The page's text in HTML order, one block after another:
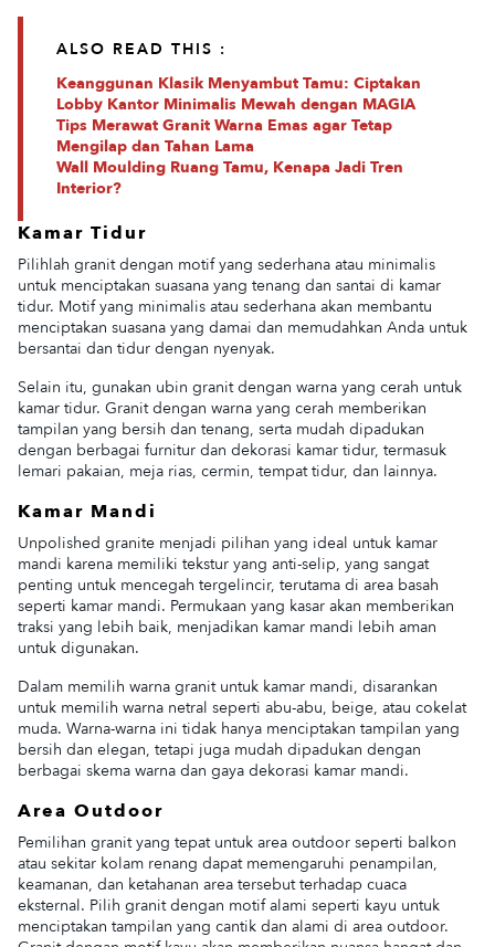
ALSO READ THIS :
Keanggunan Klasik Menyambut Tamu: Ciptakan
Lobby Kantor Minimalis Mewah dengan MAGIA
Tips Merawat Granit Warna Emas agar Tetap
Mengilap dan Tahan Lama
Wall Moulding Ruang Tamu, Kenapa Jadi Tren
Interior?
Kamar Tidur
Pilihlah granit dengan motif yang sederhana atau minimalis
untuk menciptakan suasana yang tenang dan santai di kamar
tidur. Motif yang minimalis atau sederhana akan membantu
menciptakan suasana yang damai dan memudahkan Anda untuk
bersantai dan tidur dengan nyenyak.
Selain itu, gunakan ubin granit dengan warna yang cerah untuk
kamar tidur. Granit dengan warna yang cerah memberikan
tampilan yang bersih dan tenang, serta mudah dipadukan
dengan berbagai furnitur dan dekorasi kamar tidur, termasuk
lemari pakaian, meja rias, cermin, tempat tidur, dan lainnya.
Kamar Mandi
Unpolished granite menjadi pilihan yang ideal untuk kamar
mandi karena memiliki tekstur yang anti-selip, yang sangat
penting untuk mencegah tergelincir, terutama di area basah
seperti kamar mandi. Permukaan yang kasar akan memberikan
traksi yang lebih baik, menjadikan kamar mandi lebih aman
untuk digunakan.
Dalam memilih warna granit untuk kamar mandi, disarankan
untuk memilih warna netral seperti abu-abu, beige, atau cokelat
muda. Warna-warna ini tidak hanya menciptakan tampilan yang
bersih dan elegan, tetapi juga mudah dipadukan dengan
berbagai skema warna dan gaya dekorasi kamar mandi.
Area Outdoor
Pemilihan granit yang tepat untuk area outdoor seperti balkon
atau sekitar kolam renang dapat memengaruhi penampilan,
keamanan, dan ketahanan area tersebut terhadap cuaca
eksternal. Pilih granit dengan motif alami seperti kayu untuk
menciptakan tampilan yang cantik dan alami di area outdoor.